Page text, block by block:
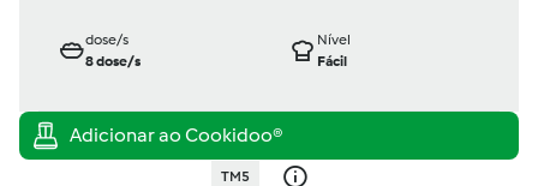
dose/s
8dose/s
Nível
Fácil
TM5